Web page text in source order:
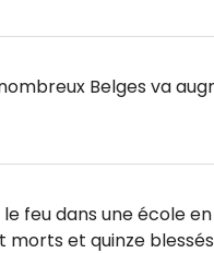
Belges va
feu dans une école
morts et quinze blessés